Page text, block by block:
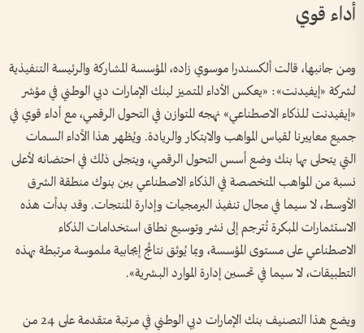
أداء قوي
ومن جانبها، قالت ألكسندرا موسوي زاده، المؤسسة المشاركة والرئيسة التنفيذية
لشركة «إيفيدنت»: «يعكس الأداء المتميز لبنك الإمارات دبي الوطني في مؤشر
«إيفيدنت للذكاء الاصطناعي» نهجه المتوازن في التحول الرقمي، مع أداء قوي في
جميع معاييرنا لقياس المواهب والابتكار والريادة. ويُظهر هذا الأداء السمات
التي يتحلى بها بنك وضع أسس التحول الرقمي، ويتجلى ذلك في احتضانه لأعلى
نسبة من المواهب المتخصصة في الذكاء الاصطناعي بين بنوك منطقة الشرق
الأوسط، لا سيما في مجال تنفيذ البرمجيات وإدارة المنتجات. وقد بدأت هذه
الاستثمارات المبكرة تُترجم إلى نشر وتوسيع نطاق استخدامات الذكاء
الاصطناعي على مستوى المؤسسة، وبما يُوثق نتائج إيجابية ملموسة مرتبطة بهذه
التطبيقات، لا سيما في تحسين إدارة الموارد البشرية».
ويضع هذا التصنيف بنك الإمارات دبي الوطني في مرتبة متقدمة على 24 من